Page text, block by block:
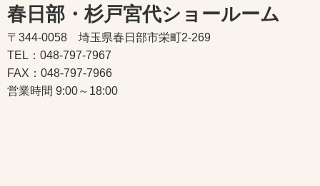
春日部・杉戸宮代ショールーム
〒344-0058 埼玉県春日部市栄町2-269
TEL：048-797-7967
FAX：048-797-7966
営業時間 9:00～18:00